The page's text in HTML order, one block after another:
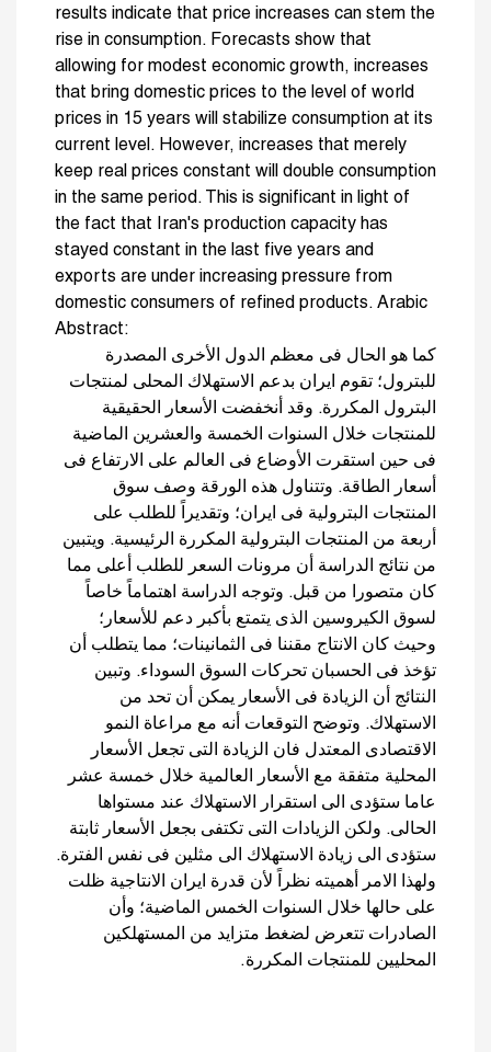
results indicate that price increases can stem the
rise in consumption. Forecasts show that
allowing for modest economic growth, increases
that bring domestic prices to the level of world
prices in 15 years will stabilize consumption at its
current level. However, increases that merely
keep real prices constant will double consumption
in the same period. This is significant in light of
the fact that Iran's production capacity has
stayed constant in the last five years and
exports are under increasing pressure from
domestic consumers of refined products. Arabic
Abstract:
كما هو الحال فى معظم الدول الأخرى المصدرة
للبترول؛ تقوم ايران بدعم الاستهلاك المحلى لمنتجات
البترول المكررة. وقد أنخفضت الأسعار الحقيقية
للمنتجات خلال السنوات الخمسة والعشرين الماضية
فى حين استقرت الأوضاع فى العالم على الارتفاع فى
أسعار الطاقة. وتتناول هذه الورقة وصف سوق
المنتجات البترولية فى ايران؛ وتقديراً للطلب على
أربعة من المنتجات البترولية المكررة الرئيسية. ويتبين
من نتائج الدراسة أن مرونات السعر للطلب أعلى مما
كان متصورا من قبل. وتوجه الدراسة اهتماماً خاصاً
لسوق الكيروسين الذى يتمتع بأكبر دعم للأسعار؛
وحيث كان الانتاج مقننا فى الثمانينات؛ مما يتطلب أن
تؤخذ فى الحسبان تحركات السوق السوداء. وتبين
النتائج أن الزيادة فى الأسعار يمكن أن تحد من
الاستهلاك. وتوضح التوقعات أنه مع مراعاة النمو
الاقتصادى المعتدل فان الزيادة التى تجعل الأسعار
المحلية متفقة مع الأسعار العالمية خلال خمسة عشر
عاما ستؤدى الى استقرار الاستهلاك عند مستواها
الحالى. ولكن الزيادات التى تكتفى بجعل الأسعار ثابتة
ستؤدى الى زيادة الاستهلاك الى مثلين فى نفس الفترة.
ولهذا الامر أهميته نظراً لأن قدرة ايران الانتاجية ظلت
على حالها خلال السنوات الخمس الماضية؛ وأن
الصادرات تتعرض لضغط متزايد من المستهلكين
المحليين للمنتجات المكررة.